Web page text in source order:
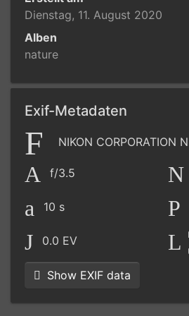
Dienstag, 11. August 2020
Alben
nature
Exif-Metadaten
NIKON CORPORATION
f/3.5
10 s
0.0 EV
Show EXIF data